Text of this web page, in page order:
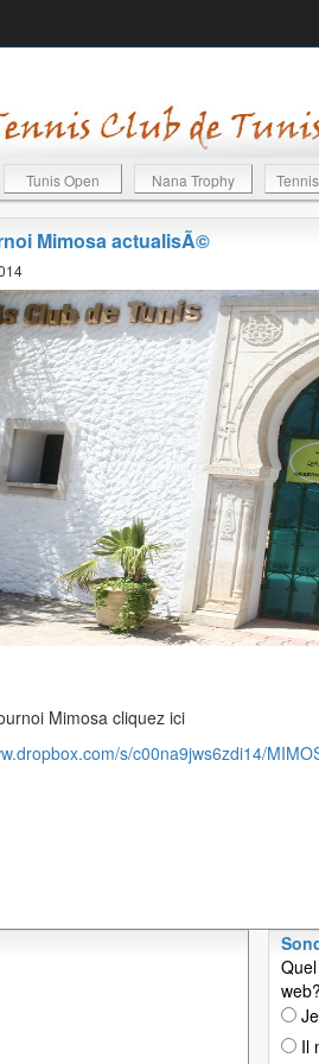
Tunis Open Nana Trophy
Mimosa actualisÃ©
Mimosa cliquez ici
s/c00na9jws6zdi14/
web?
Il